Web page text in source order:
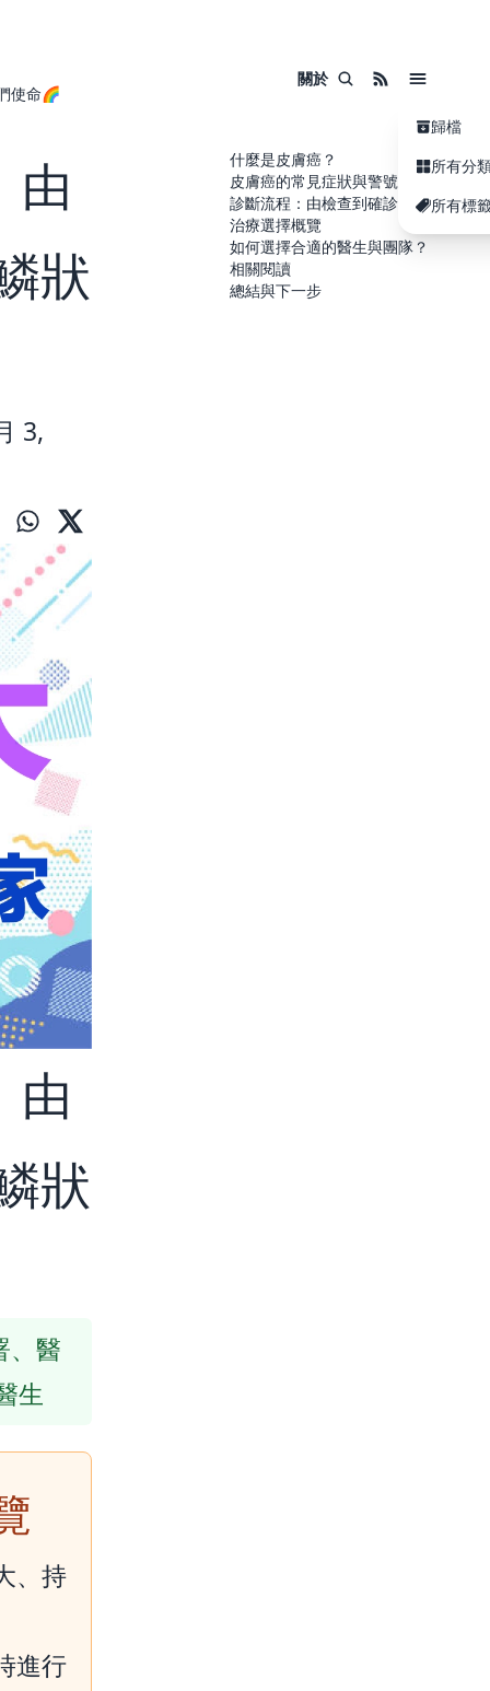
使命🌈
關於
歸檔
所有分
所有標
由
狀
3,
由
狀
、醫
生
、持
進行
什麼是皮膚癌？
皮膚癌的常見症狀與警號
診斷流程：由檢查到確診
治療選擇概覽
如何選擇合適的醫生與團隊？
相關閱讀
總結與下一步